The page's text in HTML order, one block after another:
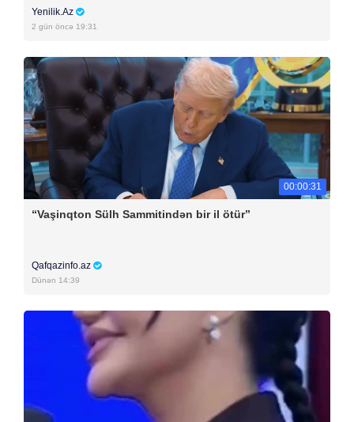
Yenilik.Az
2 gün öncə 19:31
00:00:31
“Vaşinqton Sülh Sammitindən bir il ötür”
Qafqazinfo.az
Dünən 14:39